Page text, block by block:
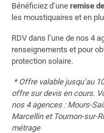
Bénéficiez d’uneremise
les moustiquaires et en
RDV dans l’une de nos 4
renseignements et pour
protection solaire.
* Offre valable jusqu’au
offre sur devis en cours.
nos 4 agences : Mours-
Marcellin et Tournon-sur-
métrage